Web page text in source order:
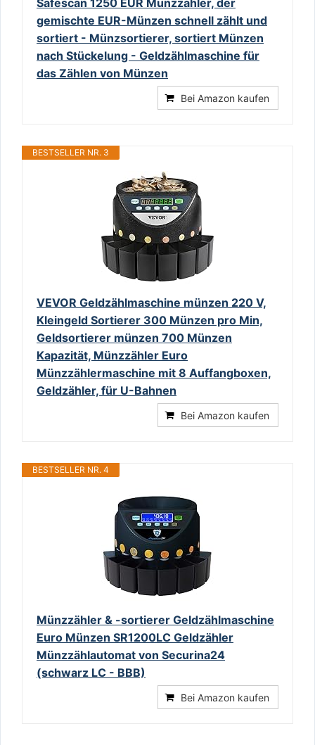
gemischte EUR-Münzen schnell zählt und
sortiert - Münzsortierer, sortiert Münzen
nach Stückelung - Geldzählmaschine für
das Zählen von Münzen
Bei Amazon kaufen
BESTSELLER NR. 3
VEVOR Geldzählmaschine münzen 220 V,
Kleingeld Sortierer 300 Münzen pro Min,
Geldsortierer münzen 700 Münzen
Kapazität, Münzzähler Euro
Münzzählermaschine mit 8 Auffangboxen,
Geldzähler, für U-Bahnen
Bei Amazon kaufen
BESTSELLER NR. 4
Münzzähler & -sortierer Geldzählmaschine
Euro Münzen SR1200LC Geldzähler
Münzzählautomat von Securina24
(schwarz LC - BBB)
Bei Amazon kaufen